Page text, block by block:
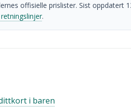
offisielle prislister. Sist oppdatert
.
i baren